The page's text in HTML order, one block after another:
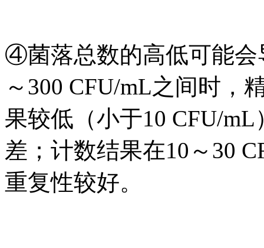
④菌落总数的高低可能会
～300 CFU/mL之间时，
果较低（小于10 CFU/
差；计数结果在10～30
重复性较好。